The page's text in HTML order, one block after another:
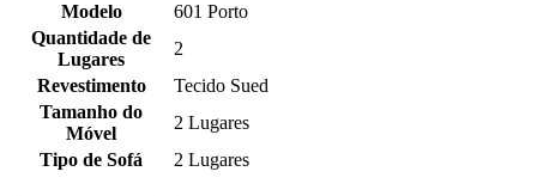
Modelo
601 Porto
Quantidade de
Lugares
2
Revestimento
Tecido Sued
Tamanho do
Móvel
2 Lugares
Tipo de Sofá
2 Lugares